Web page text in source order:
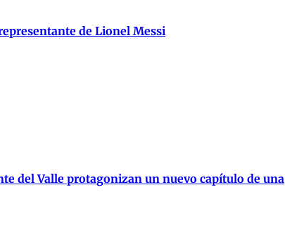
de Lionel Messi
del Valle protagonizan un nuevo capítulo de una